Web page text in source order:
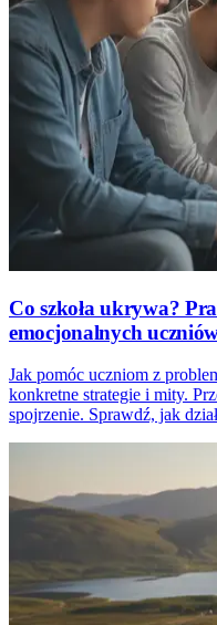
Co szkoła ukrywa?
emocjonalnych
Jak pomóc uczniom z
konkretne strategie i mity.
spojrzenie. Sprawdź, jak